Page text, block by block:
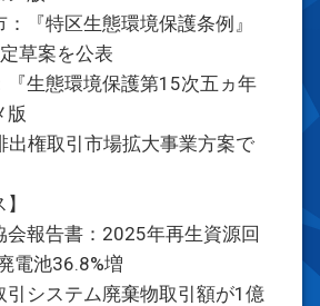
『特区生態環境保護条例』
草案を公表
『生態環境保護第15次五ヵ年
版
出権取引市場拡大事業方案で
会報告書：2025年再生資源回
電池36.8%増
引システム廃棄物取引額が1億